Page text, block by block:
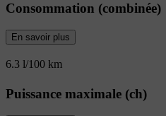
Consommation (combinée)
En savoir plus
6.3 l/100 km
Puissance maximale (ch)